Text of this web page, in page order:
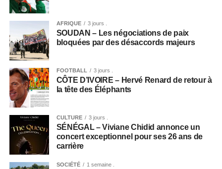
AFRIQUE 3 jours .
SOUDAN – Les négociations de paix
bloquées par des désaccords majeurs
FOOTBALL 3 jours .
CÔTE D’IVOIRE – Hervé Renard de retour à
la tête des Éléphants
CULTURE 3 jours .
SÉNÉGAL – Viviane Chidid annonce un
concert exceptionnel pour ses 26 ans de
carrière
SOCIÉTÉ 1 semaine .